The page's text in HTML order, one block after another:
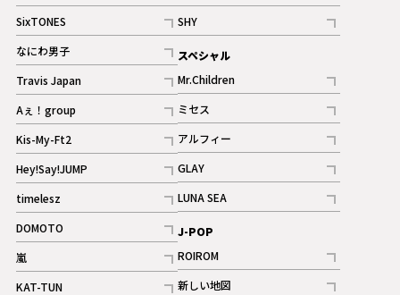
記事
ギャラリー
SixTONES
記事
ギャラリー
なにわ男子
記事
Travis Japan
記事
Aぇ！group
記事
Kis-My-Ft2
記事
ギャラリー
Hey!Say!JUMP
記事
timelesz
記事
DOMOTO
記事
嵐
記事
KAT-TUN
記事
SHY
記事
スペシャル
Mr.Children
記事
ミセス
記事
アルフィー
記事
GLAY
記事
LUNA SEA
記事
J-POP
ROIROM
記事
新しい地図